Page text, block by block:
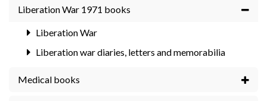
Liberation War 1971 books
Liberation War
Liberation war diaries, letters and memorabilia
Medical books